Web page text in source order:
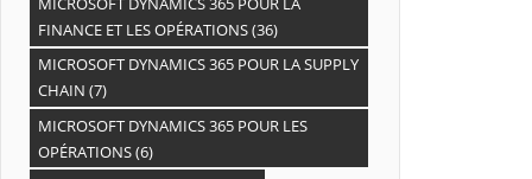
FINANCE ET LES OPÉRATIONS(36)
MICROSOFT DYNAMICS 365 POUR LA SUPPLY
CHAIN (7)
MICROSOFT DYNAMICS 365 POUR LES
OPÉRATIONS(6)